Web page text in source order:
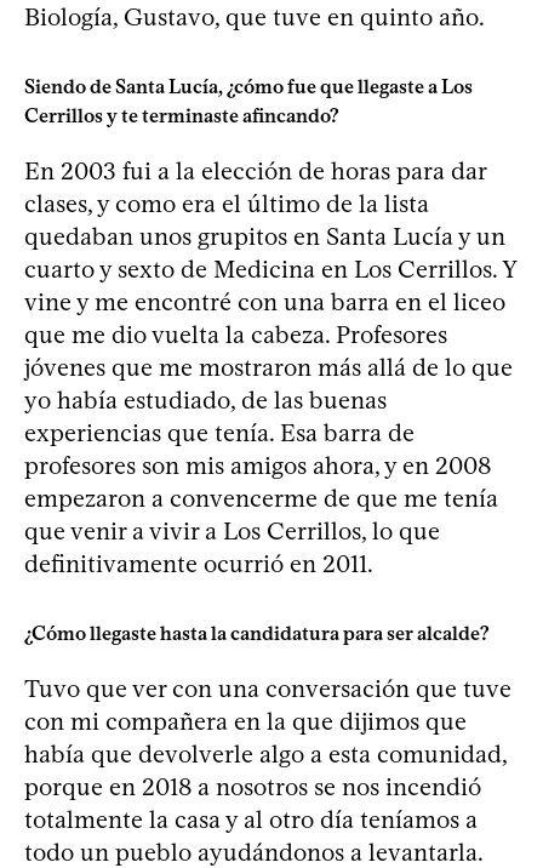
Biología, Gustavo, que tuve en quinto año.
Siendo de Santa Lucía, ¿cómo fue que llegaste a Los
Cerrillos y te terminaste afincando?
En 2003 fui a la elección de horas para dar
clases, y como era el último de la lista
quedaban unos grupitos en Santa Lucía y un
cuarto y sexto de Medicina en Los Cerrillos. Y
vine y me encontré con una barra en el liceo
que me dio vuelta la cabeza. Profesores
jóvenes que me mostraron más allá de lo que
yo había estudiado, de las buenas
experiencias que tenía. Esa barra de
profesores son mis amigos ahora, y en 2008
empezaron a convencerme de que me tenía
que venir a vivir a Los Cerrillos, lo que
definitivamente ocurrió en 2011.
¿Cómo llegaste hasta la candidatura para ser alcalde?
Tuvo que ver con una conversación que tuve
con mi compañera en la que dijimos que
había que devolverle algo a esta comunidad,
porque en 2018 a nosotros se nos incendió
totalmente la casa y al otro día teníamos a
todo un pueblo ayudándonos a levantarla.